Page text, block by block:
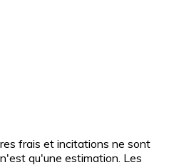
frais et incitations ne sont
qu'une estimation. Les